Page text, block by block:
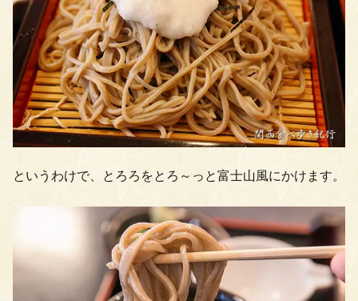
というわけで、とろろをとろ～っと富士山風にかけます。